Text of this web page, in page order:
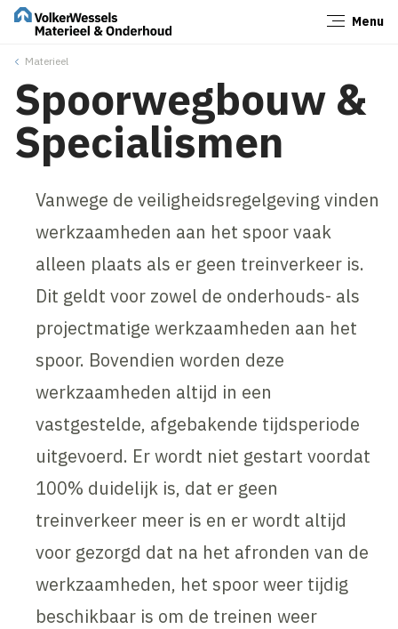
Menu
Materieel
Spoorwegbouw &
Specialismen
Vanwege de veiligheidsregelgeving vinden
werkzaamheden aan het spoor vaak
alleen plaats als er geen treinverkeer is.
Dit geldt voor zowel de onderhouds- als
projectmatige werkzaamheden aan het
spoor. Bovendien worden deze
werkzaamheden altijd in een
vastgestelde, afgebakende tijdsperiode
uitgevoerd. Er wordt niet gestart voordat
100% duidelijk is, dat er geen
treinverkeer meer is en er wordt altijd
voor gezorgd dat na het afronden van de
werkzaamheden, het spoor weer tijdig
beschikbaar is om de treinen weer
Sluiten